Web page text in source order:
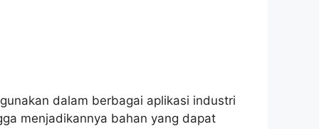
dalam berbagai aplikasi industri
menjadikannya bahan yang dapat